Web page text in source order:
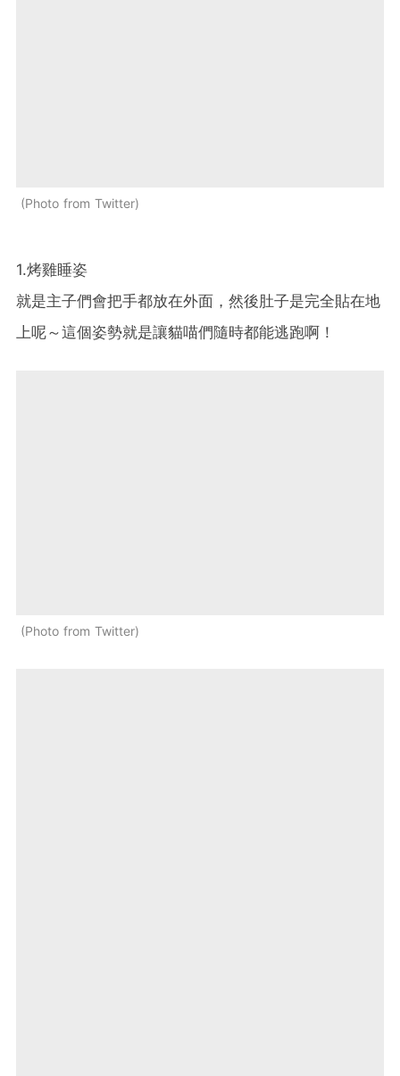
Photo from Twitter
1.烤雞睡姿
就是主子們會把手都放在外面，然後肚子是完全貼在地
上呢～這個姿勢就是讓貓喵們隨時都能逃跑啊！
Photo from Twitter